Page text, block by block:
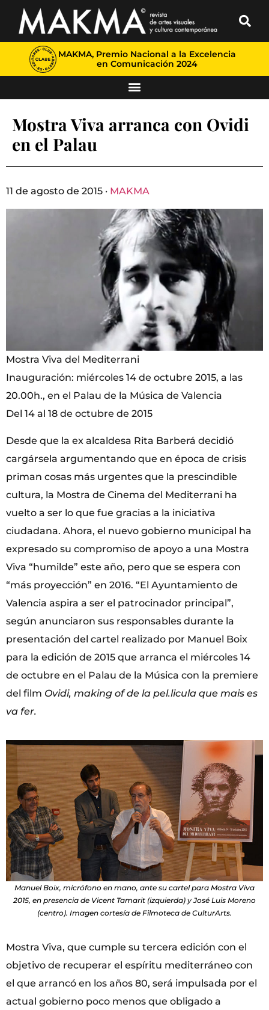
MAKMA, Premio Nacional a la Excelencia
en Comunicación 2024
Mostra Viva arranca con Ovidi
en el Palau
11 de agosto de 2015 · MAKMA
Mostra Viva del Mediterrani
Inauguración: miércoles 14 de octubre 2015, a las
20.00h., en el Palau de la Música de Valencia
Del 14 al 18 de octubre de 2015
Desde que la ex alcaldesa Rita Barberá decidió
cargársela argumentando que en época de crisis
priman cosas más urgentes que la prescindible
cultura, la Mostra de Cinema del Mediterrani ha
vuelto a ser lo que fue gracias a la iniciativa
ciudadana. Ahora, el nuevo gobierno municipal ha
expresado su compromiso de apoyo a una Mostra
Viva “humilde” este año, pero que se espera con
“más proyección” en 2016. “El Ayuntamiento de
Valencia aspira a ser el patrocinador principal”,
según anunciaron sus responsables durante la
presentación del cartel realizado por Manuel Boix
para la edición de 2015 que arranca el miércoles 14
de octubre en el Palau de la Música con la premiere
del film Ovidi, making of de la pel.licula que mais es
va fer.
Manuel Boix, micrófono en mano, ante su cartel para Mostra Viva
2015, en presencia de Vicent Tamarit (izquierda) y José Luis Moreno
(centro). Imagen cortesía de Filmoteca de CulturArts.
Mostra Viva, que cumple su tercera edición con el
objetivo de recuperar el espíritu mediterráneo con
el que arrancó en los años 80, será impulsada por el
actual gobierno poco menos que obligado a